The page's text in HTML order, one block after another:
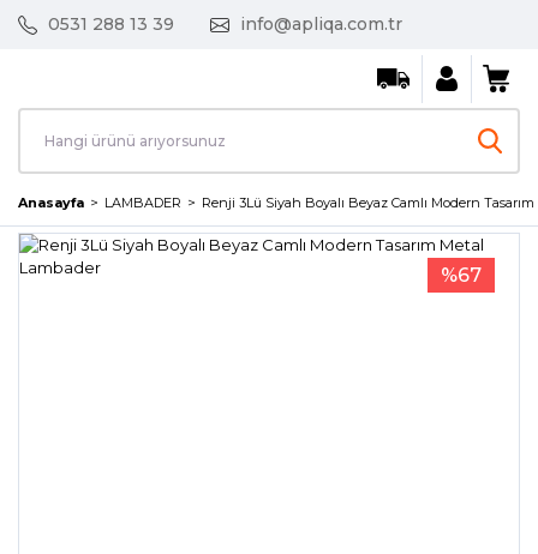
0531 288 13 39 info@apliqa.com.tr
Anasayfa LAMBADER Renji 3Lü Siyah Boyalı Beyaz Camlı Modern
%67